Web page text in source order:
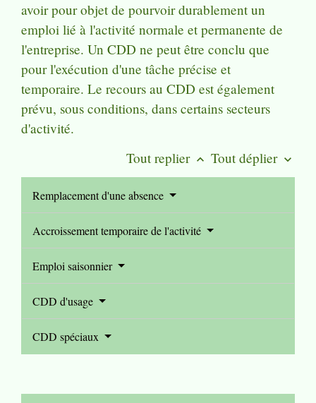
avoir pour objet de pourvoir durablement un
emploi lié à l'activité normale et permanente de
l'entreprise. Un CDD ne peut être conclu que
pour l'exécution d'une tâche précise et
temporaire. Le recours au CDD est également
prévu, sous conditions, dans certains secteurs
d'activité.
Tout replier keyboard_arrow_up Tout déplier keyboard_arrow_down
Remplacement d'une absence
Accroissement temporaire de l'activité
Emploi saisonnier
CDD d'usage
CDD spéciaux